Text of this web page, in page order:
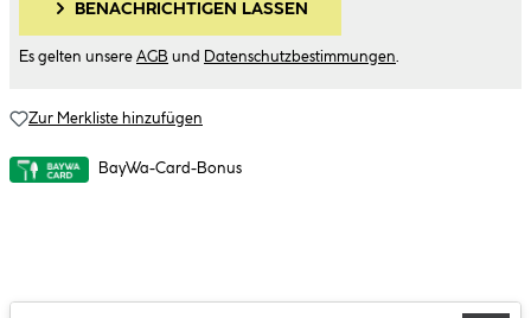
BENACHRICHTIGEN LASSEN
Es gelten unsere AGB und Datenschutzbestimmungen
Zur Merkliste hinzufügen
BayWa-Card-Bonus